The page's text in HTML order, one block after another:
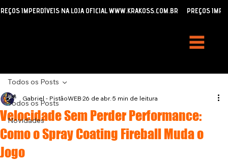
IMPERDÍVEIS NA LOJA OFICIAL WWW.KRAKOSS.COM.BR
Todos os Posts
Novidades
Todos os Posts
Velocidade Sem Perder Performance:
Como o Spray Coating Fireball Muda o
Jogo
Gabriel - PistãoWEB 26 de abr. 5 min de leitura